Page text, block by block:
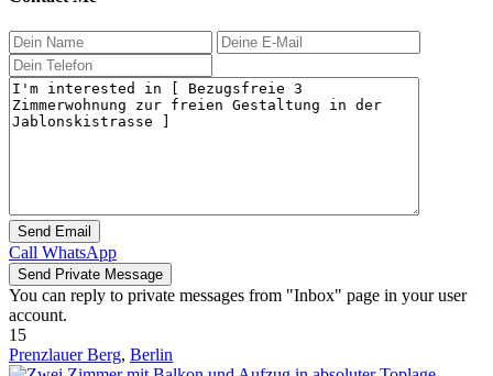
Call WhatsApp
You can reply to private messages from "Inbox" page in your user
account.
15
Prenzlauer Berg, Berlin